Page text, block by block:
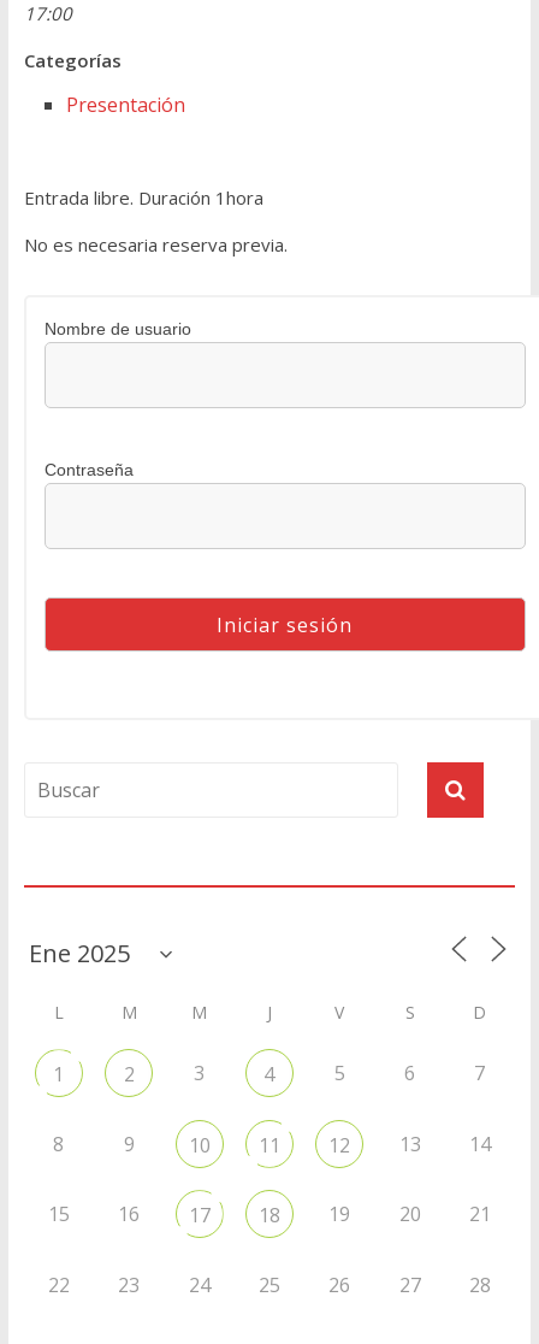
17:00
Categorías
Presentación
Entrada libre. Duración 1hora
No es necesaria reserva previa.
Nombre de usuario
Contraseña
L M M J V S D
1 2 3 4 5 6 7
8 9 10 11 12 13 14
15 16 17 18 19 20 21
22 23 24 25 26 27 28